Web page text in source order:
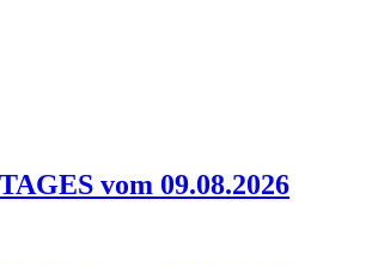
vom 09.08.2026